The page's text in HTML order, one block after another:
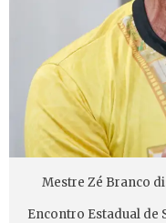
Mestre Zé Branco
Encontro Estadual de